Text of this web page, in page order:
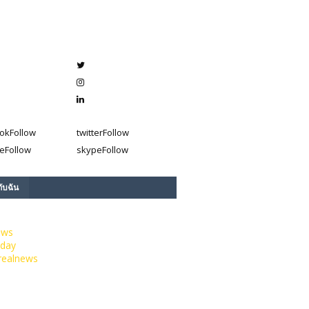
Follow twitterFollow
Follow skypeFollow
บฉัน